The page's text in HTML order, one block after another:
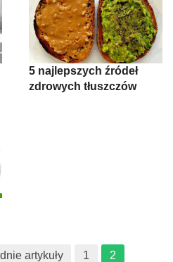
5 najlepszych źródeł
zdrowych tłuszczów
artykuły 1 2